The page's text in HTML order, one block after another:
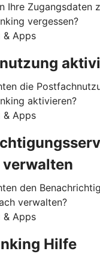
Ihre Zugangsdaten
vergessen?
& Apps
die
aktivieren?
& Apps
den
verwalten?
& Apps
Hilfe